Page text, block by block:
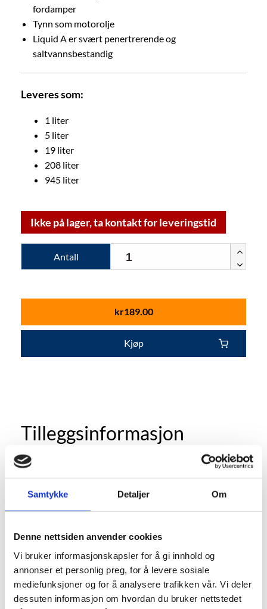
Samtykke Detaljer Om
Denne nettsiden anvender cookies
Vi bruker informasjonskapsler for å gi innhold og
annonser et personlig preg, for å levere sosiale
mediefunksjoner og for å analysere trafikken vår. Vi deler
dessuten informasjon om hvordan du bruker nettstedet
fordamper
Tynn som motorolje
Liquid A er svært penertrerende og
saltvannsbestandig
Leveres som:
1 liter
5 liter
19 liter
208 liter
945 liter
Ikke på lager, ta kontakt for leveringstid
Antall
kr189.00
Kjøp
Tilleggsinformasjon
Profil 0
Diameter 0